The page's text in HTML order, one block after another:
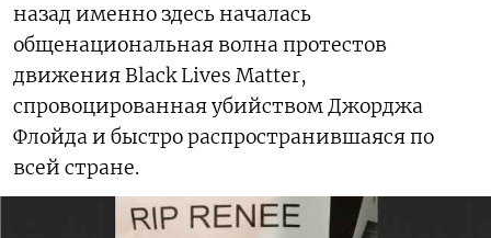
назад именно здесь началась
общенациональная волна протестов
движения Black Lives Matter,
спровоцированная убийством Джорджа
Флойда и быстро распространившаяся по
всей стране.